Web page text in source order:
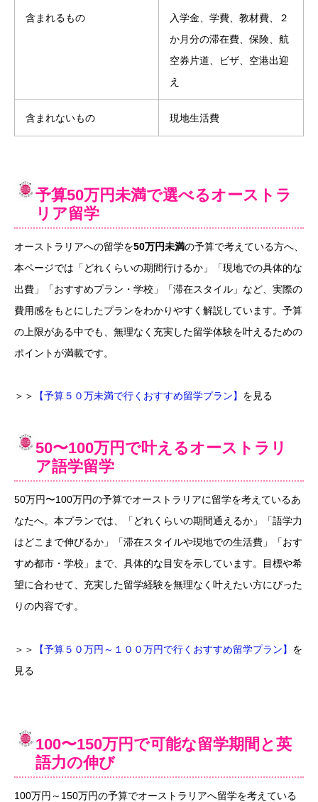
含まれるもの
入学金、学費、教材費、２
か月分の滞在費、保険、航
空券片道、ビザ、空港出迎
え
含まれないもの 現地生活費
予算50万円未満で選べるオーストラ
リア留学
オーストラリアへの留学を50万円未満の予算で考えている方へ、
本ページでは「どれくらいの期間行けるか」「現地での具体的な
出費」「おすすめプラン・学校」「滞在スタイル」など、実際の
費用感をもとにしたプランをわかりやすく解説しています。予算
の上限がある中でも、無理なく充実した留学体験を叶えるための
ポイントが満載です。
＞＞ 【予算５０万未満で行くおすすめ留学プラン】 を見る
50〜100万円で叶えるオーストラリ
ア語学留学
50万円〜100万円の予算でオーストラリアに留学を考えているあ
なたへ。本プランでは、「どれくらいの期間通えるか」「語学力
はどこまで伸びるか」「滞在スタイルや現地での生活費」「おす
すめ都市・学校」まで、具体的な目安を示しています。目標や希
望に合わせて、充実した留学経験を無理なく叶えたい方にぴった
りの内容です。
＞＞ 【予算５０万円～１００万円で行くおすすめ留学プラン】 を
見る
100〜150万円で可能な留学期間と英
語力の伸び
100万円～150万円の予算でオーストラリアへ留学を考えている